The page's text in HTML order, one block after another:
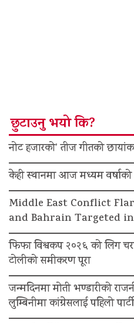
छुटाउनु भयो कि?
नोट हजारको’ तीज गीतको
केही स्थानमा आज मध्यम वर्षाको
Middle East Conflict
and Bahrain Targeted
फिफा विश्वकप २०२६ को लिग
टोलीको समीकरण पूरा
जन्मदिनमा मोती भण्डारीको
लुम्बिनीमा कांग्रेसलाई पहिलो